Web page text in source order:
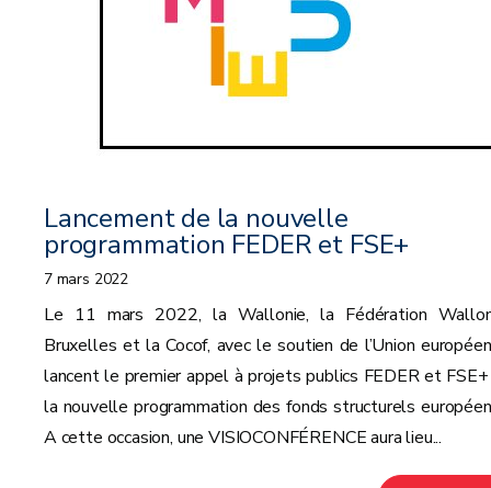
Lancement de la nouvelle
programmation FEDER et FSE+
7 mars 2022
Le 11 mars 2022, la Wallonie, la Fédération
Bruxelles et la Cocof, avec le soutien de l’Union
lancent le premier appel à projets publics FEDER et
la nouvelle programmation des fonds structurels
A cette occasion, une VISIOCONFÉRENCE aura lieu...